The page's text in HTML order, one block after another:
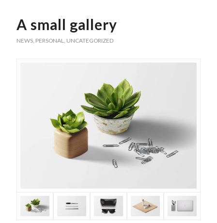
A small gallery
NEWS, PERSONAL UNCATEGORIZED